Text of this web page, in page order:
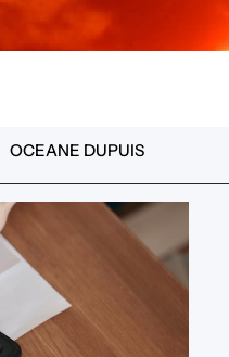
OCEANE DUPUIS